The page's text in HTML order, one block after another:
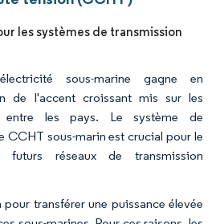
les systèmes de transmission
sous-marine gagne en
de l'accent croissant mis sur les
entre les pays. Le système de
CCHT sous-marin est crucial pour le
futurs réseaux de transmission
transférer une puissance élevée